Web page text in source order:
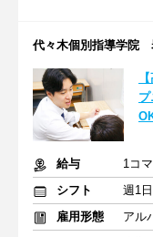
代々木個別指導学院
給与
1コ
シフト
雇用形態
アル